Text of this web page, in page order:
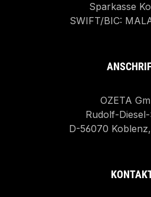
Sparkasse
SWIFT/BIC:
OZETA
Rudolf-
D-56070